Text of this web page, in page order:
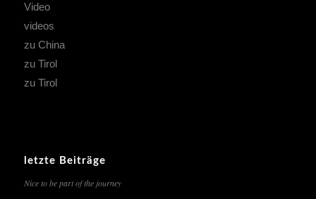
Video
videos
zu China
zu Tirol
zu Tirol
letzte Beiträge
Nice to be part of the journey